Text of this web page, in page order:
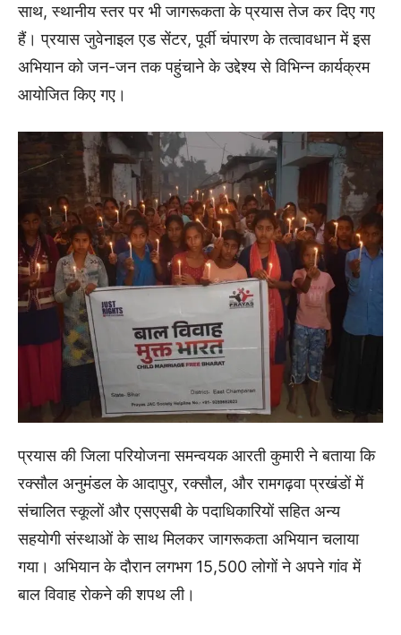
साथ, स्थानीय स्तर पर भी जागरूकता के प्रयास तेज कर दिए गए
हैं। प्रयास जुवेनाइल एड सेंटर, पूर्वी चंपारण के तत्वावधान में इस
अभियान को जन-जन तक पहुंचाने के उद्देश्य से विभिन्न कार्यक्रम
आयोजित किए गए।
प्रयास की जिला परियोजना समन्वयक आरती कुमारी ने बताया कि
रक्सौल अनुमंडल के आदापुर, रक्सौल, और रामगढ़वा प्रखंडों में
संचालित स्कूलों और एसएसबी के पदाधिकारियों सहित अन्य
सहयोगी संस्थाओं के साथ मिलकर जागरूकता अभियान चलाया
गया। अभियान के दौरान लगभग 15,500 लोगों ने अपने गांव में
बाल विवाह रोकने की शपथ ली।